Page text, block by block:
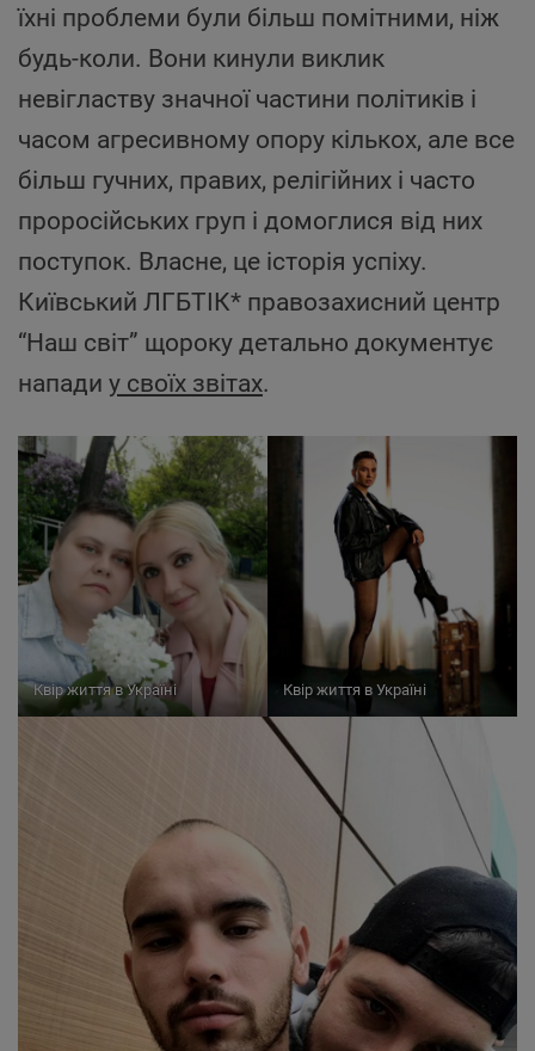
їхні проблеми були більш помітними, ніж
будь-коли. Вони кинули виклик
невігластву значної частини політиків і
часом агресивному опору кількох, але все
більш гучних, правих, релігійних і часто
проросійських груп і домоглися від них
поступок. Власне, це історія успіху.
Київський ЛГБТІК* правозахисний центр
“Наш світ” щороку детально документує
напади у своїх звітах.
Квір життя в Україні Квір життя в Україні